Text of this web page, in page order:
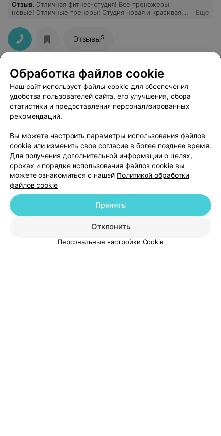
Отзыв. Отличная фитнес-студия! Все тренажеры
новые! Отличные тренеры! Студия новая и красивая,
лампы! Очень порадовали доступные цены!
Рекомендую! Кстати, администратор был довольно
вежливый и рассказал об акциях!
Еще
Отзывы5
Добавить специалиста
Обработка файлов cookie
Наш сайт использует файлы cookie для обеспечения
удобства пользователей сайта, его улучшения, сбора
статистики и предоставления персонализированных
рекомендаций.
Вы можете настроить параметры использования файлов
cookie или изменить свое согласие в более позднее время.
Для получения дополнительной информации о целях,
сроках и порядке использования файлов cookie вы
можете ознакомиться с нашей Политикой обработки
файлов cookie
Отклонить
Принять
Персональные настройки Cookie